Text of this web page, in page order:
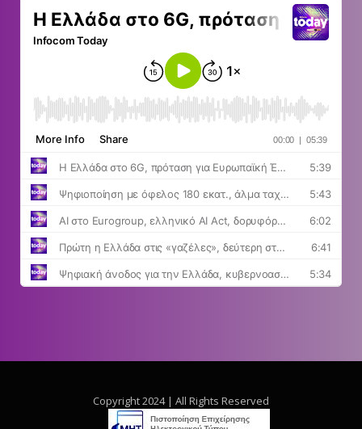
Copyright 2024 | All Rights Reserved